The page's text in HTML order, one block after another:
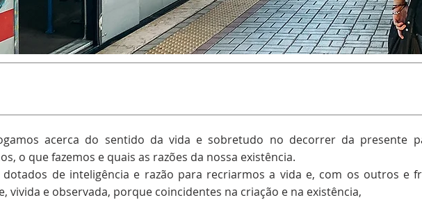
acerca do sentido da vida e sobretudo no decorrer da presente
o que fazemos e quais as razões da nossa existência.
dotados de inteligência e razão para recriarmos a vida e, com os outros e
vivida e observada, porque coincidentes na criação e na existência,